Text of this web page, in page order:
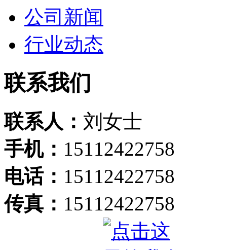
公司新闻
行业动态
联系我们
联系人： 刘女士
手机： 15112422758
电话： 15112422758
传真： 15112422758